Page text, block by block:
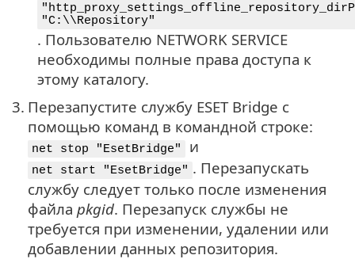
"C:\\Repository"
. Пользователю NETWORK SERVICE
необходимы полные права доступа к
этому каталогу.
3. Перезапустите службу ESET Bridge с
помощью команд в командной строке:
net stop "EsetBridge" и
net start "EsetBridge" . Перезапускать
службу следует только после изменения
файла pkgid. Перезапуск службы не
требуется при изменении, удалении или
добавлении данных репозитория.